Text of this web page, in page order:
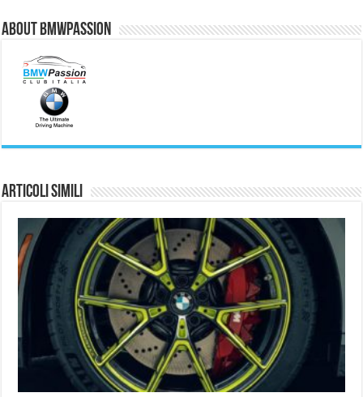
About BMWPassion
Articoli simili